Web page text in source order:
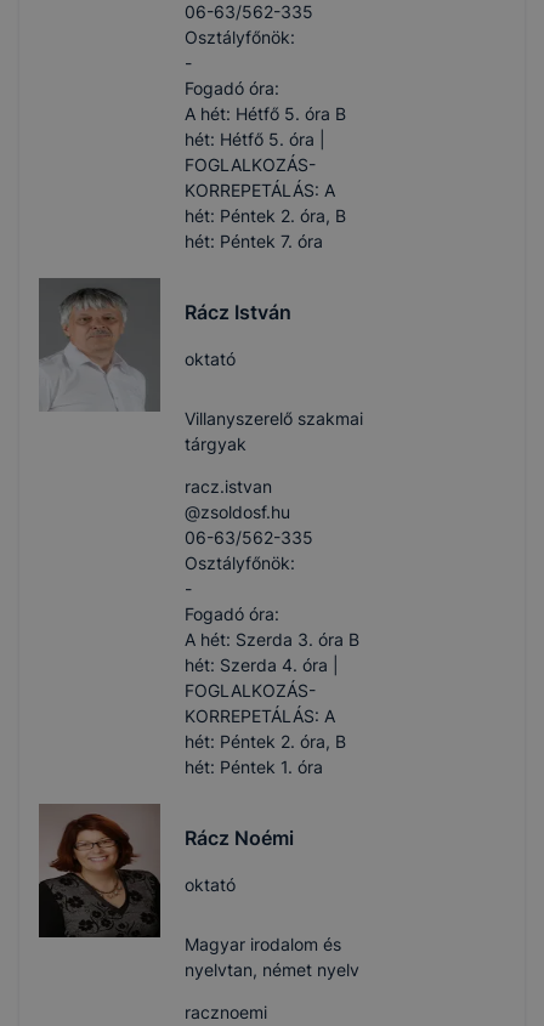
06-63/562-335
Osztályfőnök:
-
Fogadó óra:
A hét: Hétfő 5. óra B
hét: Hétfő 5. óra |
FOGLALKOZÁS-
KORREPETÁLÁS: A
hét: Péntek 2. óra, B
hét: Péntek 7. óra
Rácz István
oktató
Villanyszerelő szakmai
tárgyak
racz.istvan​
@zsoldosf.hu
06-63/562-335
Osztályfőnök:
-
Fogadó óra:
A hét: Szerda 3. óra B
hét: Szerda 4. óra |
FOGLALKOZÁS-
KORREPETÁLÁS: A
hét: Péntek 2. óra, B
hét: Péntek 1. óra
Rácz Noémi
oktató
Magyar irodalom és
nyelvtan, német nyelv
racznoemi​